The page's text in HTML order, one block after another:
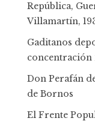
República,
Villamartín,
Gaditanos
concentración
Don Perafán
de Bornos
El Frente